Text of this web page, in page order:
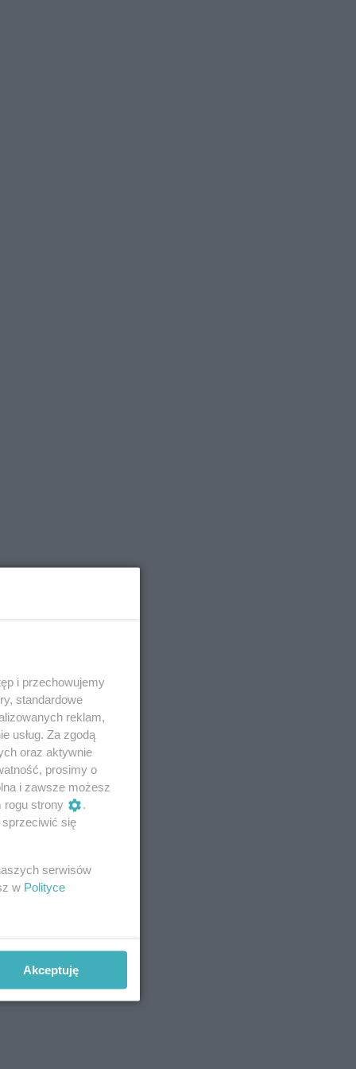
i przechowujemy
standardowe
reklam,
usług. Za zgodą
oraz aktywnie
prosimy o
i zawsze możesz
rogu strony
.
się
serwisów
w Polityce
Akceptuję